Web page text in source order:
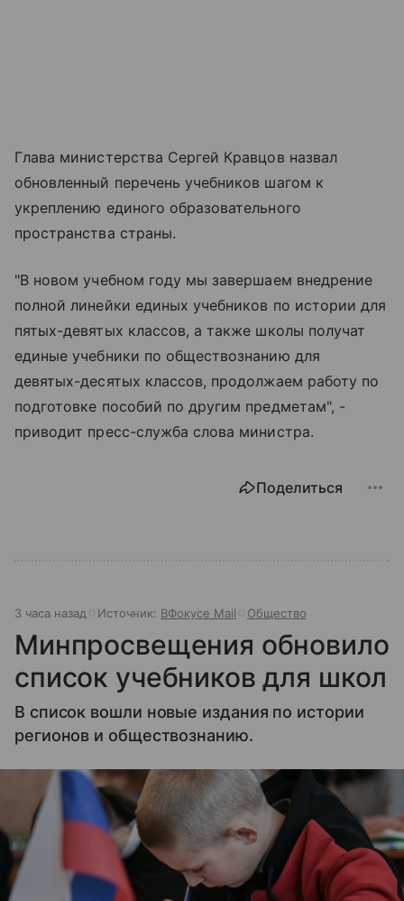
Глава министерства Сергей Кравцов назвал
обновленный перечень учебников шагом к
укреплению единого образовательного
пространства страны.
"В новом учебном году мы завершаем внедрение
полной линейки единых учебников по истории для
пятых-девятых классов, а также школы получат
единые учебники по обществознанию для
девятых-десятых классов, продолжаем работу по
подготовке пособий по другим предметам", -
приводит пресс-служба слова министра.
Поделиться
3 часа назад Источник: ВФокусе Mail Общество
Минпросвещения обновило
список учебников для школ
В список вошли новые издания по истории
регионов и обществознанию.